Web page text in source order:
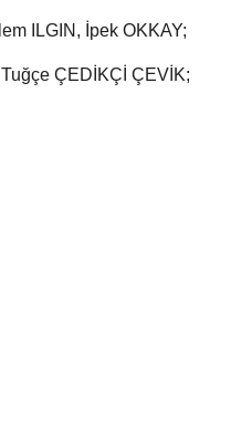
ILGIN, İpek OKKAY;
ÇEDİKÇİ ÇEVİK;